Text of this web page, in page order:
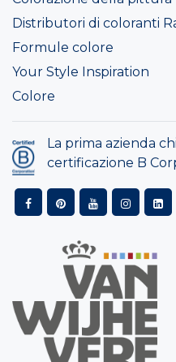
Distributori di coloranti
Formule colore
Your Style Inspiration
Colore
La prima azienda
certificazione B